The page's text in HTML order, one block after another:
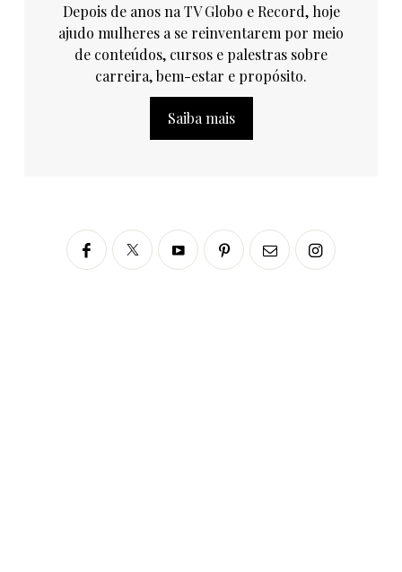
Depois de anos na TV Globo e Record, hoje
ajudo mulheres a se reinventarem por meio
de conteúdos, cursos e palestras sobre
carreira, bem-estar e propósito.
Saiba mais